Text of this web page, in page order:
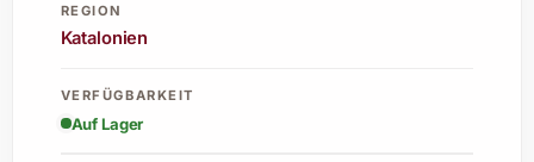
REGION
Katalonien
VERFÜGBARKEIT
Auf Lager